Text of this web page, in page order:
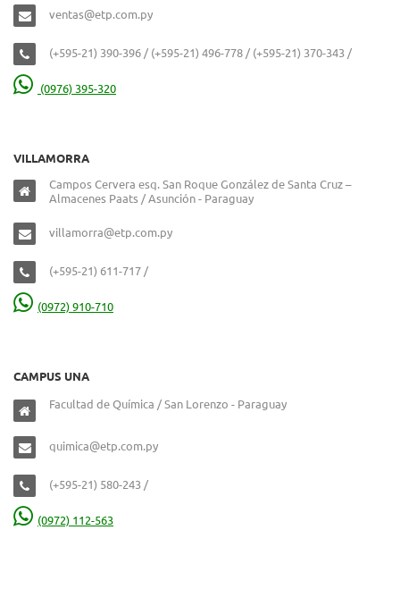
ventas@etp.com.py
(+595-21) 390-396 / (+595-21) 496-778 / (+595-21) 370-343 /
(0976) 395-320
VILLAMORRA
Campos Cervera esq. San Roque González de Santa Cruz –
Almacenes Paats / Asunción - Paraguay
villamorra@etp.com.py
(+595-21) 611-717 /
(0972) 910-710
CAMPUS UNA
Facultad de Química / San Lorenzo - Paraguay
quimica@etp.com.py
(+595-21) 580-243 /
(0972) 112-563